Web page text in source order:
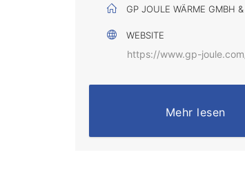
GP JOULE WÄRME GMBH
WEBSITE
https://www.gp-
Mehr lesen